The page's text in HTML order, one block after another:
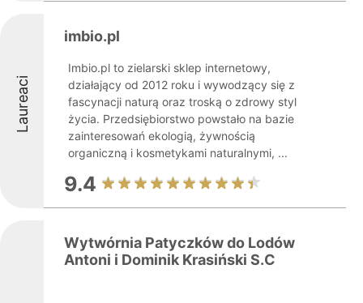
Laureaci
imbio.pl
Imbio.pl to zielarski sklep internetowy,
działający od 2012 roku i wywodzący się z
fascynacji naturą oraz troską o zdrowy styl
życia. Przedsiębiorstwo powstało na bazie
zainteresowań ekologią, żywnością
organiczną i kosmetykami naturalnymi, ...
9.4
Wytwórnia Patyczków do Lodów
Antoni i Dominik Krasiński S.C